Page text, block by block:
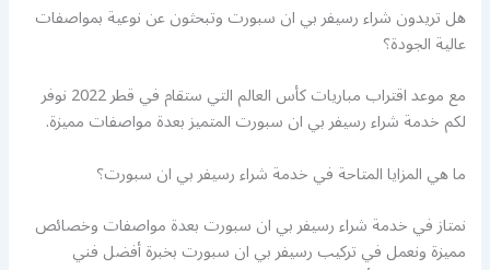
هل تريدون شراء رسيفر بي ان سبورت وتبحثون عن نوعية بمواصفات
عالية الجودة؟
مع موعد اقتراب مباريات كأس العالم التي ستقام في قطر 2022 نوفر
لكم خدمة شراء رسيفر بي ان سبورت المتميز بعدة مواصفات مميزة.
ما هي المزايا المتاحة في خدمة شراء رسيفر بي ان سبورت؟
نمتاز في خدمة شراء رسيفر بي ان سبورت بعدة مواصفات وخصائص
مميزة ونعمل في تركيب رسيفر بي ان سبورت بخبرة أفضل فني